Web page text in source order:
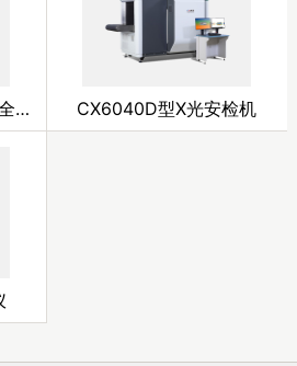
MW1000毫米波人体安全检查仪 CX6040D型X光安检机